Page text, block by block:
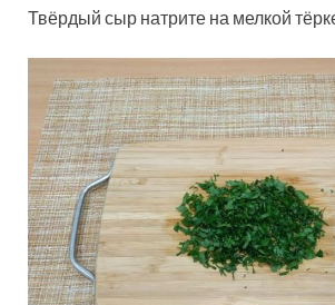
Твёрдый сыр натрите на мелкой